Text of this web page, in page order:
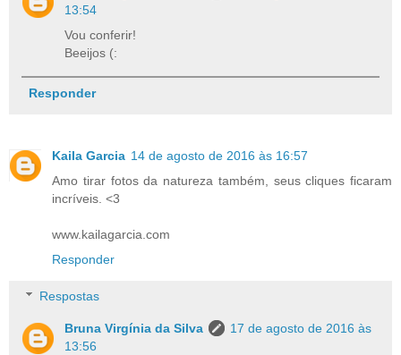
13:54
Vou conferir!
Beeijos (:
Responder
Kaila Garcia 14 de agosto de 2016 às 16:57
Amo tirar fotos da natureza também, seus cliques ficaram
incríveis. <3
www.kailagarcia.com
Responder
Respostas
Bruna Virgínia da Silva
17 de agosto de 2016 às
13:56